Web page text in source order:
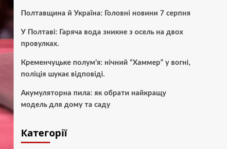
Полтавщина й Україна: Головні новини 7 серпня
У Полтаві: Гаряча вода зникне з осель на двох
провулках.
Кременчуцьке полум’я: нічний “Хаммер” у вогні,
поліція шукає відповіді.
Акумуляторна пила: як обрати найкращу
модель для дому та саду
Категорії